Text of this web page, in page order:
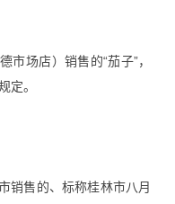
场店）销售的“茄子”，
定。
售的、标称桂林市八月